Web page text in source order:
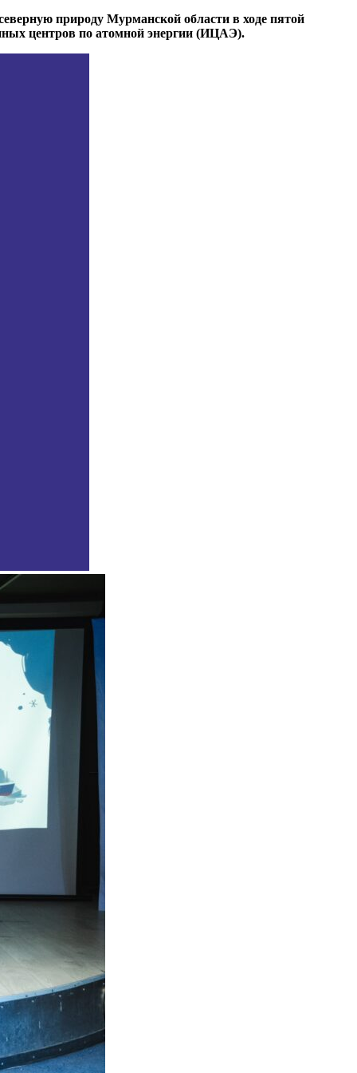
природу Мурманской области в ходе пятой
центров по атомной энергии (ИЦАЭ).